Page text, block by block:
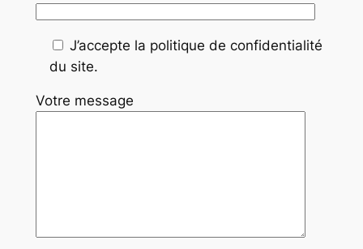
J’accepte la politique de confidentialité
du site.
Votre message